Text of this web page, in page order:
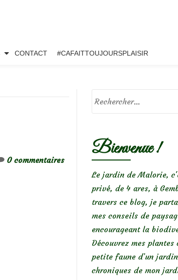
CONTACT #CAFAITTOUJOURSPLAISIR
0 commentaires
Bienvenue !
Le jardin de Malorie,
privé, de 4 ares, à
travers ce blog, je
mes conseils de
encourageant la
Découvrez mes
petite faune d’un
chroniques de mon